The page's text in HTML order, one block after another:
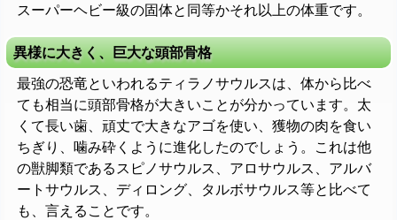
スーパーヘビー級の固体と同等かそれ以上の体重です。
異様に大きく、巨大な頭部骨格
最強の恐竜といわれるティラノサウルスは、体から比べ
ても相当に頭部骨格が大きいことが分かっています。太
くて長い歯、頑丈で大きなアゴを使い、獲物の肉を食い
ちぎり、噛み砕くように進化したのでしょう。これは他
の獣脚類であるスピノサウルス、アロサウルス、アルバ
ートサウルス、ディロング、タルボサウルス等と比べて
も、言えることです。